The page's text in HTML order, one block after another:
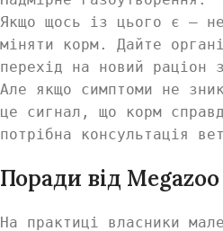
Якщо щось із цього є —
міняти корм. Дайте
перехід на новий раціон
Але якщо симптоми не
це сигнал, що корм
потрібна консультація
Поради від Megazoo
На практиці власники